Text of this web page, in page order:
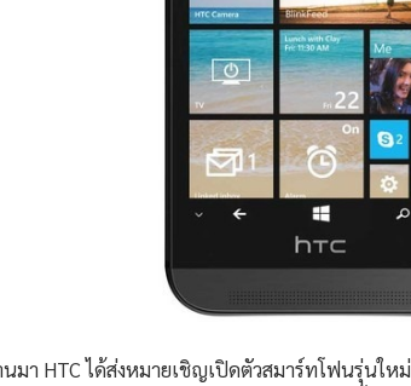
มา HTC ได้ส่งหมายเชิญเปิดตัวสมาร์ทโฟนรุ่นให